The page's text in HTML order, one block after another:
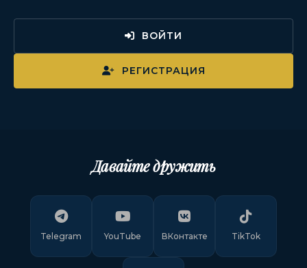
ВОЙТИ
РЕГИСТРАЦИЯ
Давайте дружить
Telegram YouTube ВКонтакте TikTok